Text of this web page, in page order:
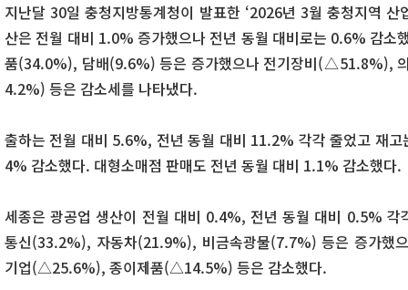
지난달 30일 충청지방통계청이 발표한 ‘2026년 3월 충청지역 산
산은 전월 대비 1.0% 증가했으나 전년 동월 대비로는 0.6% 감소
품(34.0%), 담배(9.6%) 등은 증가했으나 전기장비(△51.8%),
4.2%) 등은 감소세를 나타냈다.
출하는 전월 대비 5.6%, 전년 동월 대비 11.2% 각각 줄었고 재
4% 감소했다. 대형소매점 판매도 전년 동월 대비 1.1% 감소했다.
세종은 광공업 생산이 전월 대비 0.4%, 전년 동월 대비 0.5% 각
통신(33.2%), 자동차(21.9%), 비금속광물(7.7%) 등은 증가했
기업(△25.6%), 종이제품(△14.5%) 등은 감소했다.